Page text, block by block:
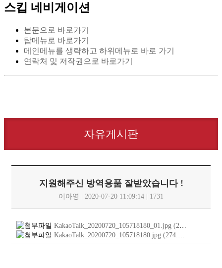
스킵 네비게이션
본문으로 바로가기
탑메뉴로 바로가기
메인메뉴를 생략하고 하위메뉴로 바로 가기
연락처 및 저작권으로 바로가기
자유게시판
지원해주신 방역용품 잘받았습니다 !
이아영 | 2020-07-20 11:09:14 | 1731
KakaoTalk_20200720_105718180_01.jpg (220.9
KakaoTalk_20200720_105718180.jpg (274.3